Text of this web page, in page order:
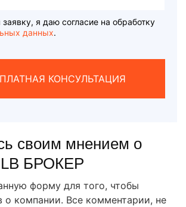
я даю согласие на обработку
данных.
КОНСУЛЬТАЦИЯ
своим мнением о
LB БРОКЕР
форму для того, чтобы
о компании. Все комментарии, не